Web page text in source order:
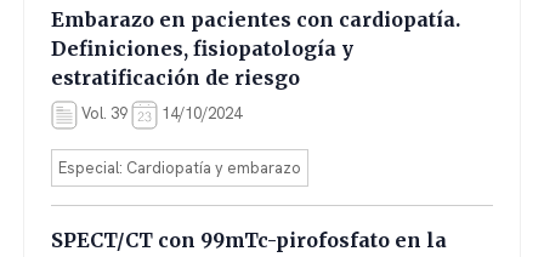
Embarazo en pacientes con cardiopatía.
Definiciones, fisiopatología y
estratificación de riesgo
Vol. 39 14/10/2024
Especial: Cardiopatía y embarazo
SPECT/CT con 99mTc-pirofosfato en la